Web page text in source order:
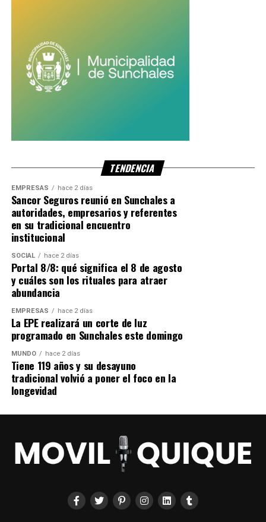
TENDENCIA
EMPRESAS hace 2 días
Sancor Seguros reunió en Sunchales a
autoridades, empresarios y referentes
en su tradicional encuentro
institucional
SOCIAL hace 2 días
Portal 8/8: qué significa el 8 de agosto
y cuáles son los rituales para atraer
abundancia
EMPRESAS hace 2 días
La EPE realizará un corte de luz
programado en Sunchales este domingo
MUNDO hace 2 días
Tiene 119 años y su desayuno
tradicional volvió a poner el foco en la
longevidad